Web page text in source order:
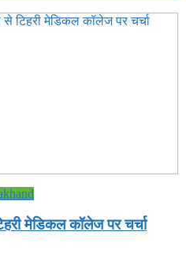
मेडिकल कॉलेज पर चर्चा